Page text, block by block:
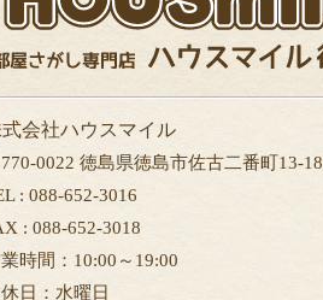
会社ハウスマイル
0022 徳島県徳島市佐古二番町13-18
: 088-652-3016
: 088-652-3018
時間：10:00～19:00
日：水曜日